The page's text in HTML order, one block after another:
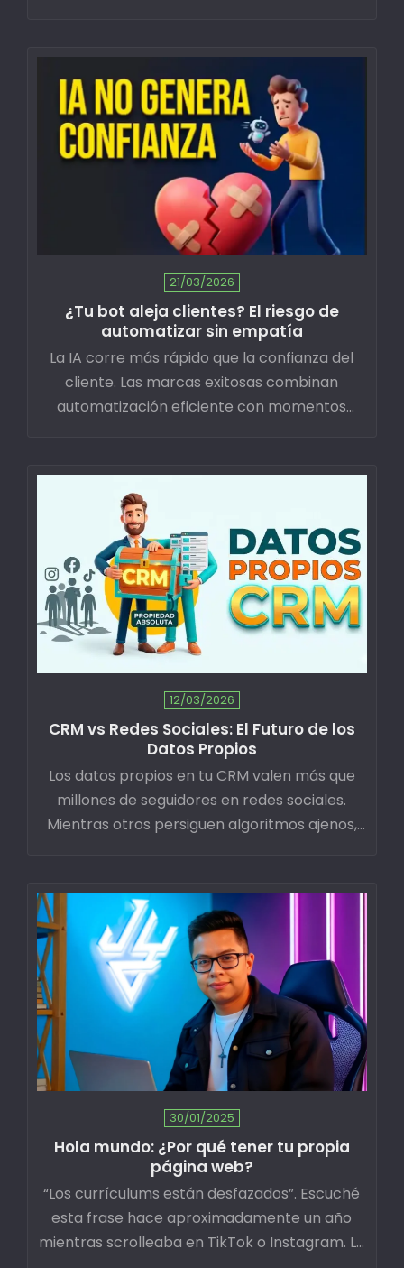
21/03/2026
¿Tu bot aleja clientes? El riesgo de
automatizar sin empatía
La IA corre más rápido que la confianza del
cliente. Las marcas exitosas combinan
automatización eficiente con momentos
12/03/2026
CRM vs Redes Sociales: El Futuro de los
Datos Propios
Los datos propios en tu CRM valen más que
millones de seguidores en redes sociales.
Mientras otros persiguen algoritmos ajenos,
30/01/2025
Hola mundo: ¿Por qué tener tu propia
página web?
“Los currículums están desfazados”. Escuché
esta frase hace aproximadamente un año
mientras scrolleaba en TikTok o Instagram. La